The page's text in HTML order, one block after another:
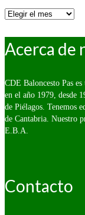
Por
Acerca de
CDE Baloncesto Pas
en el año 1979, desde
de Piélagos. Tenemos
de Cantabria. Nuestro
E.B.A.
Contacto